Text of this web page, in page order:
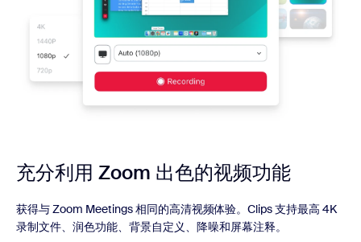
充分利用 Zoom 出色的视频功能
获得与 Zoom Meetings 相同的高清视频体验。Clips 支持最高 4K
录制文件、润色功能、背景自定义、降噪和屏幕注释。